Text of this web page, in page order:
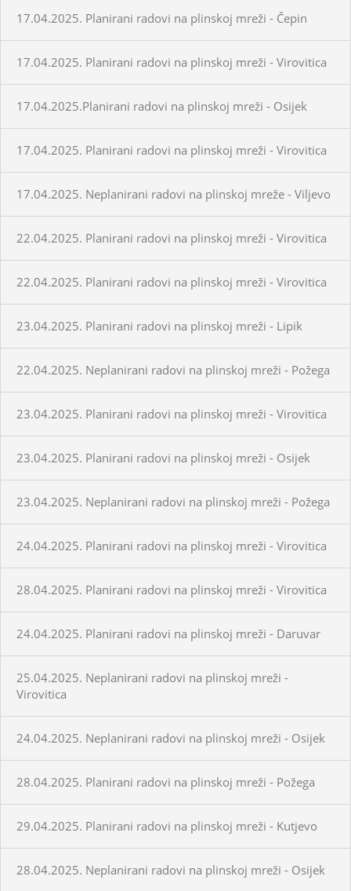
17.04.2025. Planirani radovi na plinskoj mreži - Čepin
17.04.2025. Planirani radovi na plinskoj mreži - Virovitica
17.04.2025.Planirani radovi na plinskoj mreži - Osijek
17.04.2025. Planirani radovi na plinskoj mreži - Virovitica
17.04.2025. Neplanirani radovi na plinskoj mreže - Viljevo
22.04.2025. Planirani radovi na plinskoj mreži - Virovitica
22.04.2025. Planirani radovi na plinskoj mreži - Virovitica
23.04.2025. Planirani radovi na plinskoj mreži - Lipik
22.04.2025. Neplanirani radovi na plinskoj mreži - Požega
23.04.2025. Planirani radovi na plinskoj mreži - Virovitica
23.04.2025. Planirani radovi na plinskoj mreži - Osijek
23.04.2025. Neplanirani radovi na plinskoj mreži - Požega
24.04.2025. Planirani radovi na plinskoj mreži - Virovitica
28.04.2025. Planirani radovi na plinskoj mreži - Virovitica
24.04.2025. Planirani radovi na plinskoj mreži - Daruvar
25.04.2025. Neplanirani radovi na plinskoj mreži -
Virovitica
24.04.2025. Neplanirani radovi na plinskoj mreži - Osijek
28.04.2025. Planirani radovi na plinskoj mreži - Požega
29.04.2025. Planirani radovi na plinskoj mreži - Kutjevo
28.04.2025. Neplanirani radovi na plinskoj mreži - Osijek